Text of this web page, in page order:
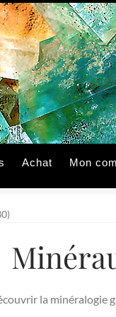
Achat Mon
la minéralogie